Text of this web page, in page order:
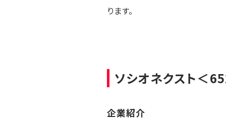
ります。
ソシオネクスト＜
企業紹介